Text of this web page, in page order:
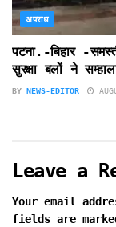
अपराध
पटना.-बिहार -
सुरक्षा बलों ने सम्हाला
BY NEWS-EDITOR
Leave a
Your email
fields are